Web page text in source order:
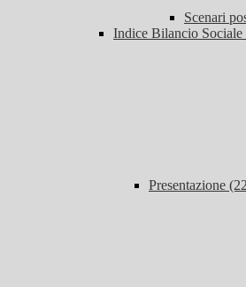
Scenari
Indice Bilancio Sociale
Presentazione